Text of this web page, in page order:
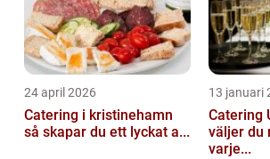
24 april 2026
Catering i kristinehamn
så skapar du ett lyckat a...
13 januari
Catering
väljer du
varje...